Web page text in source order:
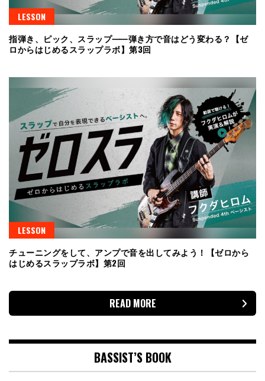
LESSON
指弾き、ピック、スラップ⸺弾き方で音はどう変わる？【ゼ
ロからはじめるスラップラボ】第3回
LESSON
チューニングをして、アンプで音を出してみよう！【ゼロから
はじめるスラップラボ】第2回
READ MORE
BASSIST’S BOOK